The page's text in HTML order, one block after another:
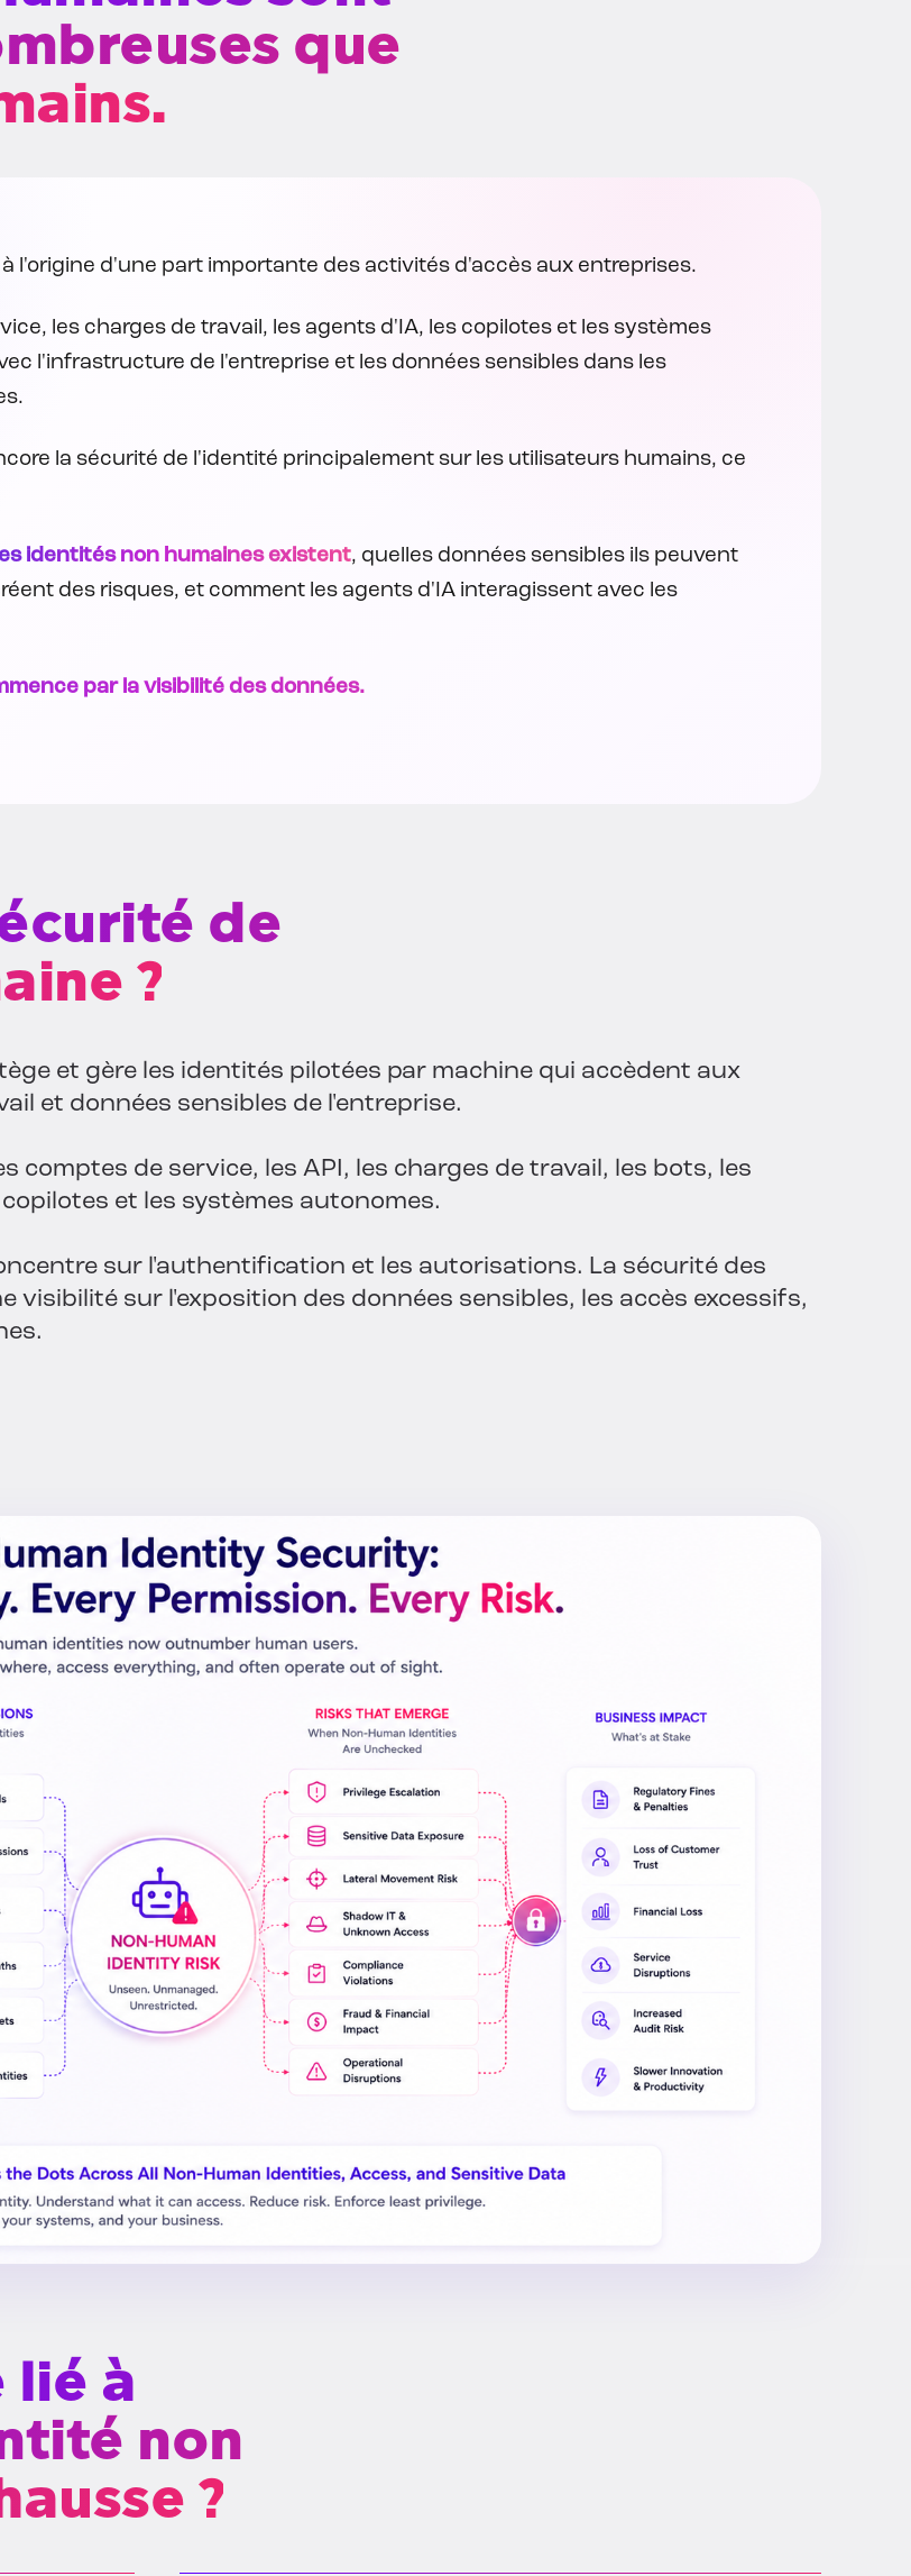
que
l'origine d'une part importante des activités d'accès aux entreprises.
les charges de travail, les agents d'IA, les copilotes et les systèmes
l'infrastructure de l'entreprise et les données sensibles dans les
la sécurité de l'identité principalement sur les utilisateurs humains, ce
identités non humaines existent, quelles données sensibles ils peuvent
des risques, et comment les agents d'IA interagissent avec les
par la visibilité des données.
de
?
et gère les identités pilotées par machine qui accèdent aux
et données sensibles de l'entreprise.
comptes de service, les API, les charges de travail, les bots, les
et les systèmes autonomes.
sur l'authentification et les autorisations. La sécurité des
visibilité sur l'exposition des données sensibles, les accès excessifs,
lié à
non
?